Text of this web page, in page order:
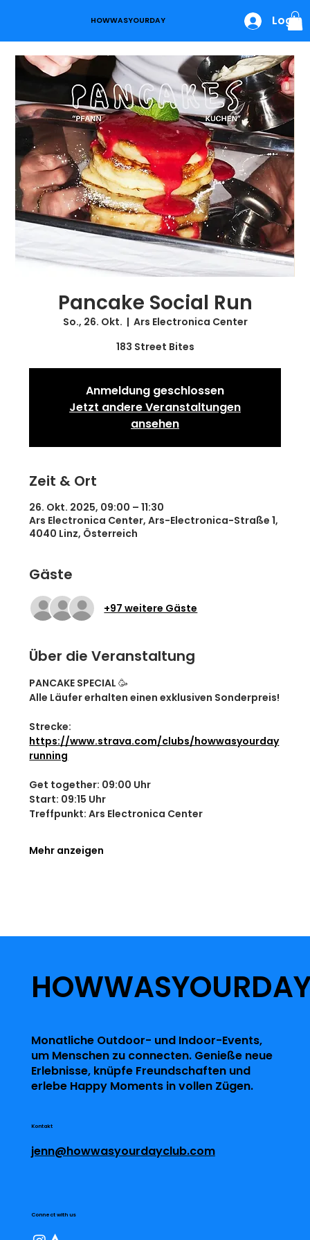
HOWWASYOURDAY Login
Pancake Social Run
So., 26. Okt.
  |
Ars Electronica Center
183 Street Bites
Anmeldung geschlossen
Jetzt andere Veranstaltungen
ansehen
Zeit & Ort
26. Okt. 2025, 09:00 – 11:30
Ars Electronica Center, Ars-Electronica-Straße 1,
4040 Linz, Österreich
Gäste
+97 weitere Gäste
Über die Veranstaltung
PANCAKE SPECIAL 🥳
Alle Läufer erhalten einen exklusiven Sonderpreis!
Strecke:
https://www.strava.com/clubs/howwasyourday
running
Get together: 09:00 Uhr
Start: 09:15 Uhr
Treffpunkt: Ars Electronica Center
Mehr anzeigen
Monatliche Outdoor- und Indoor-Events,
um Menschen zu connecten. Genieße neue
Erlebnisse, knüpfe Freundschaften und
erlebe Happy Moments in vollen Zügen.
Connect with us
Kontakt
jenn@howwasyourdayclub.com